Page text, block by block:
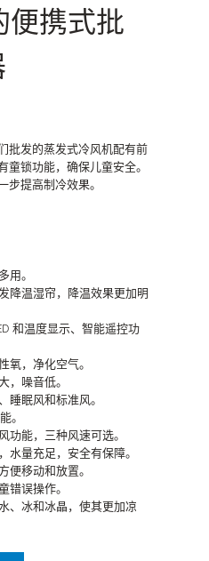
便携式批
批发的蒸发式冷风机配有前
锁功能，确保儿童安全。
提高制冷效果。
用。
降温湿帘，降温效果更加明
和温度显示、智能遥控功
氧，净化空气。
，噪音低。
睡眠风和标准风。
。
功能，三种风速可选。
水量充足，安全有保障。
便移动和放置。
错误操作。
、冰和冰晶，使其更加凉